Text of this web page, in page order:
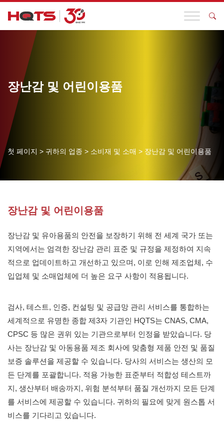
장난감 및 어린이용품
첫 페이지 > 귀하의 업종 > 소비재 및 소매 > 장난감 및 어린이용품
장난감 및 어린이용품
장난감 및 유아용품의 안전을 보장하기 위해 전 세계 국가 또는
지역에서는 엄격한 장난감 관리 표준 및 규정을 제정하여 지속
적으로 업데이트하고 개선하고 있으며, 이로 인해 제조업체, 수
입업체 및 소매업체에 더 높은 요구 사항이 적용됩니다.
검사, 테스트, 인증, 컨설팅 및 공급망 관리 서비스를 통합하는
세계적으로 유명한 종합 제3자 기관인 HQTS는 CNAS, CMA,
CPSC 등 많은 권위 있는 기관으로부터 인정을 받았습니다. 당
사는 장난감 및 아동용품 제조 회사에 맞춤형 제품 안전 및 품질
보증 솔루션을 제공할 수 있습니다. 당사의 서비스는 생산의 모
든 단계를 포괄합니다. 적용 가능한 표준부터 적합성 테스트까
지, 생산부터 배송까지, 위험 분석부터 품질 개선까지 모든 단계
를 서비스에 제공할 수 있습니다. 귀하의 필요에 맞게 원스톱 서
비스를 기다리고 있습니다.